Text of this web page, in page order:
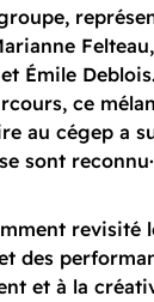
Émile
ce
au cégep a
sont
revisité
des
et à la